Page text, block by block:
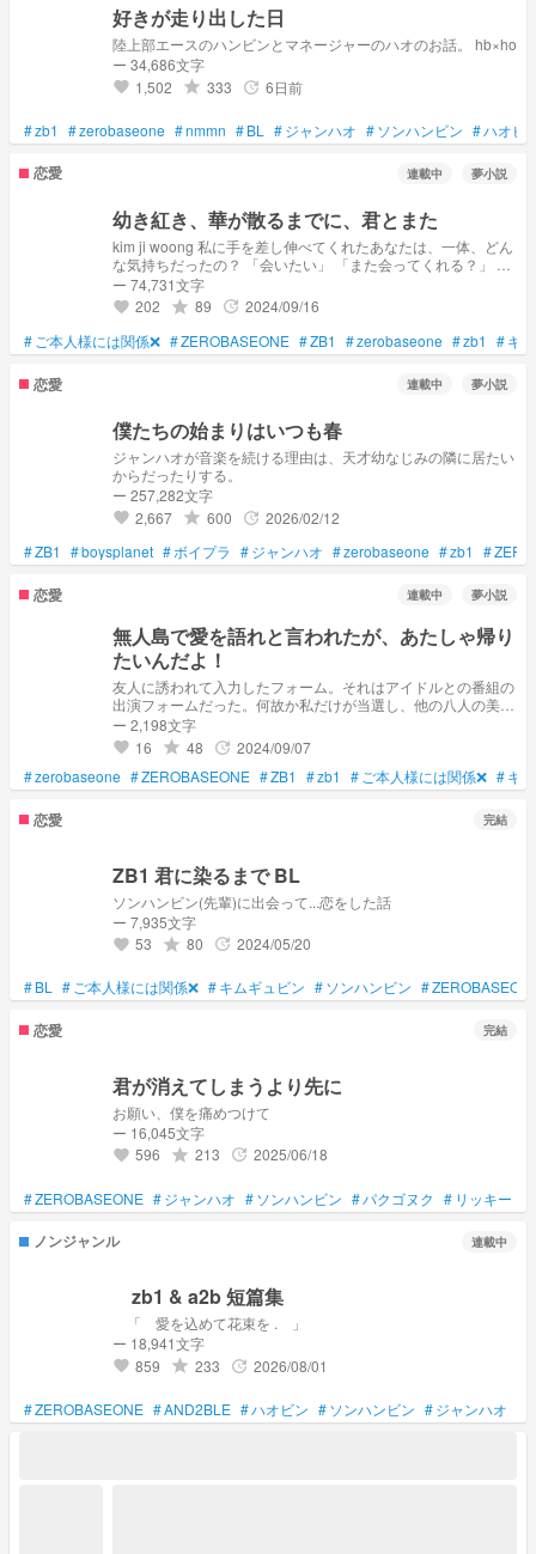
好きが走り出した日
陸上部エースのハンビンとマネージャーのハオのお話。 hb×ho
ー 34,686文字
favorite 1,502 grade 333 update 6日前
#zb1 #zerobaseone #nmmn #BL #ジャンハオ #ソンハンビン #ハオビ
恋愛 連載中 夢小説
幼き紅き、華が散るまでに、君とまた
kim ji woong 私に手を差し伸べてくれたあなたは、一体、どん
な気持ちだったの？ 「会いたい」 「また会ってくれる？」 高
校演劇の頂点に立った作品を書いた事で、一躍有名になった。
だが私は受験に集中する為、一つだけの番組に出る事を承諾し
た。会う事の無い人たちを対面させるという、ネット番組。対
談で、楽だろうと思った。 相手に選ばれたのは、つい先日結
成されたアイドルグループ。俗世に疎い私は、彼らについて何
ー 74,731文字
favorite 202 grade 89 update 2024/09/16
# ご本人様には関係❌ #ZEROBASEONE #ZB1 #zerobaseone #zb1 #キ
恋愛 連載中 夢小説
僕たちの始まりはいつも春
ジャンハオが音楽を続ける理由は、天才幼なじみの隣に居たい
からだったりする。
ー 257,282文字
favorite 2,667 grade 600 update 2026/02/12
#ZB1 #boysplanet #ボイプラ #ジャンハオ #zerobaseone #zb1 #
恋愛 連載中 夢小説
無人島で愛を語れと言われたが、あたしゃ帰り
たいんだよ！
友人に誘われて入力したフォーム。それはアイドルとの番組の
出演フォームだった。何故か私だけが当選し、他の八人の美人
と、無人島に向かった。没になりそうな予感がする、というか
炎上しそうな気がするこの企画……
ー 2,198文字
favorite 16 grade 48 update 2024/09/07
#zerobaseone #ZEROBASEONE #ZB1 #zb1 # ご本人様には関係❌ #キ
恋愛 完結
ZB1 君に染るまで BL
ソンハンビン(先輩)に出会って...恋をした話
ー 7,935文字
favorite 53 grade 80 update 2024/05/20
#BL # ご本人様には関係❌ #キムギュビン #ソンハンビン #
恋愛 完結
君が消えてしまうより先に
お願い、僕を痛めつけて
ー 16,045文字
favorite 596 grade 213 update 2025/06/18
#ZEROBASEONE #ジャンハオ #ソンハンビン #パクゴヌク # リッキー
ノンジャンル 連載中
zb1 & a2b 短篇集
「 愛を込めて花束を . 」
ー 18,941文字
favorite 859 grade 233 update 2026/08/01
#ZEROBASEONE #AND2BLE #ハオビン #ソンハンビン #ジャンハオ